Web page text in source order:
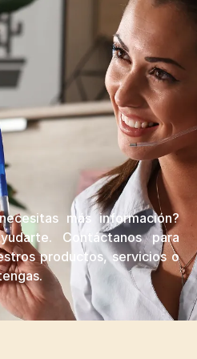
más información?
Contáctanos para
productos, servicios o